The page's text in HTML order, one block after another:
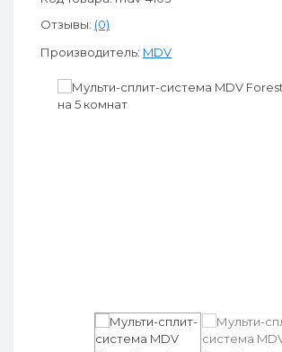
Отзывы: (0)
Производитель: MDV